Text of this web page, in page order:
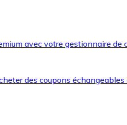
avec votre gestionnaire de
des coupons